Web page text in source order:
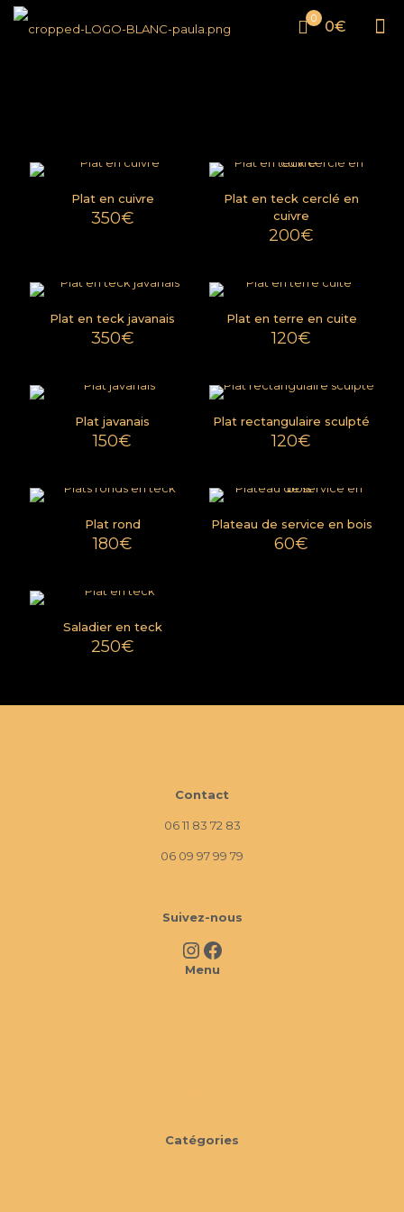
0 0€
Plat en cuivre
350€
Plat en teck cerclé en
cuivre
200€
Plat en teck javanais
350€
Plat en terre en cuite
120€
Plat javanais
150€
Plat rectangulaire sculpté
120€
Plat rond
180€
Plateau de service en bois
60€
Saladier en teck
250€
Contact
06 11 83 72 83
06 09 97 99 79
Suivez-nous
InstagramFacebook
Menu
Catégories